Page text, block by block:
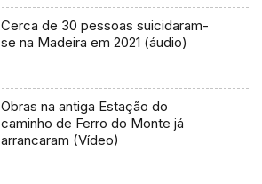
Cerca de 30 pessoas suicidaram-
se na Madeira em 2021 (áudio)
Obras na antiga Estação do
caminho de Ferro do Monte já
arrancaram (Vídeo)